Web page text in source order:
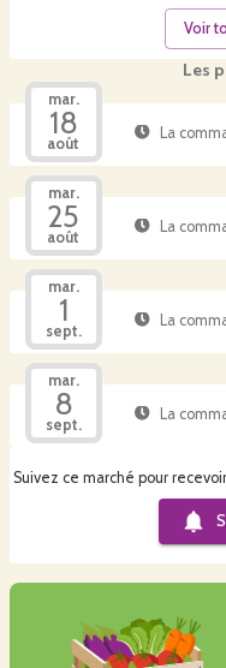
Les
mar.
18
août
La
mar.
25
août
La
mar.
1
sept.
La
mar.
8
sept.
La
Suivez ce marché pour
Voir